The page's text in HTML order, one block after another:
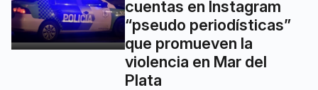
cuentas en Instagram
“pseudo periodísticas”
que promueven la
violencia en Mar del
Plata